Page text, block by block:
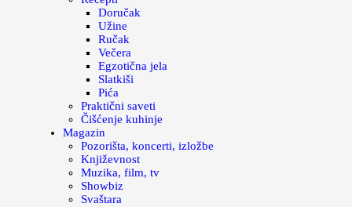
Doručak
Užine
Ručak
Večera
Egzotična jela
Slatkiši
Pića
Praktični saveti
Čišćenje kuhinje
Magazin
Pozorišta, koncerti, izložbe
Književnost
Muzika, film, tv
Showbiz
Svaštara